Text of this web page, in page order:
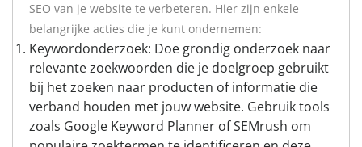
SEO van je website te verbeteren. Hier zijn enkele
belangrijke acties die je kunt ondernemen:
Keywordonderzoek: Doe grondig onderzoek naar
relevante zoekwoorden die je doelgroep gebruikt
bij het zoeken naar producten of informatie die
verband houden met jouw website. Gebruik tools
zoals Google Keyword Planner of SEMrush om